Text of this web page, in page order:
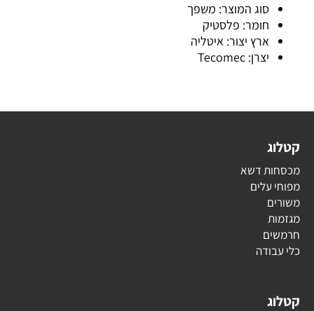
סוג המוצר: משפך
חומר: פלסטיק
ארץ יצור: איטליה
יצרן: Tecomec
קטלוג
מכסחות דשא
מפוחי עלים
משורים
מגזמות
חרמשים
כלי עבודה
קטלוג